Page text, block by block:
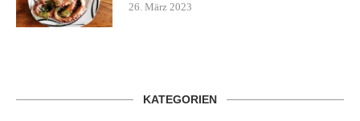
26. März 2023
KATEGORIEN